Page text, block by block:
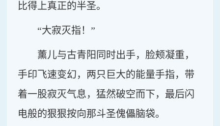
比得上真正的半圣。
“大寂灭指！”
薰儿与古青阳同时出手，脸颊凝重，
手印飞速变幻，两只巨大的能量手指，带
着一股寂灭气息，猛然破空而下，最后闪
电般的狠狠按向那斗圣傀儡脑袋。